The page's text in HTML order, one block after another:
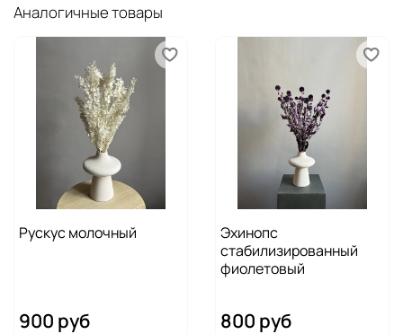
Аналогичные товары
Рускус молочный
900 руб
Эхинопс
стабилизированный
фиолетовый
800 руб